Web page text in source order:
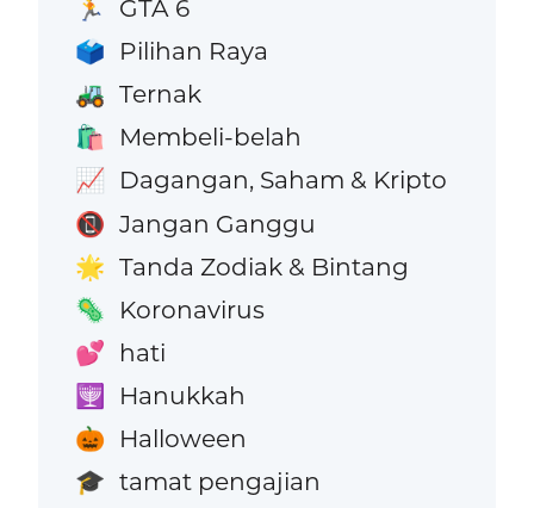
🏃 GTA 6
🗳️ Pilihan Raya
🚜 Ternak
🛍️ Membeli-belah
📈 Dagangan, Saham & Kripto
📵 Jangan Ganggu
🌟 Tanda Zodiak & Bintang
🦠 Koronavirus
💕 hati
🕎 Hanukkah
🎃 Halloween
🎓 tamat pengajian